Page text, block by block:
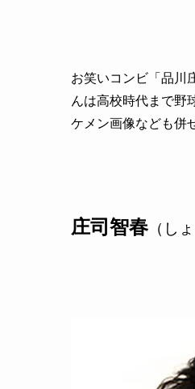
お笑いコンビ「品川
んは高校時代まで野
ケメン画像なども併
庄司智春（し